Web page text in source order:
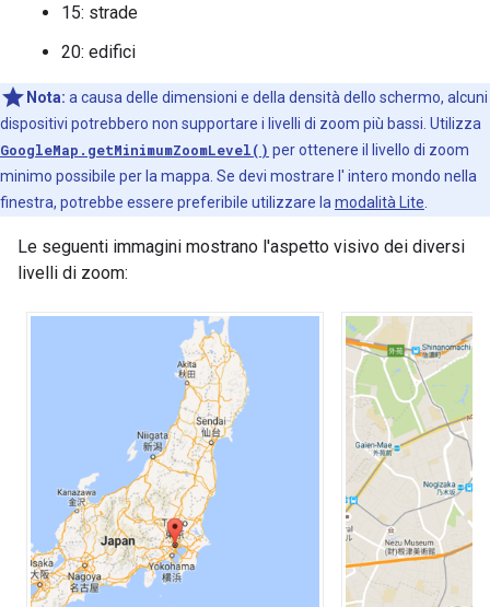
15: strade
20: edifici
Nota: a causa delle dimensioni e della densità dello schermo, alcuni
dispositivi potrebbero non supportare i livelli di zoom più bassi. Utilizza
GoogleMap.getMinimumZoomLevel() per ottenere il livello di zoom
minimo possibile per la mappa. Se devi mostrare l' intero mondo nella
finestra, potrebbe essere preferibile utilizzare la modalità Lite
Le seguenti immagini mostrano l'aspetto visivo dei diversi
livelli di zoom: